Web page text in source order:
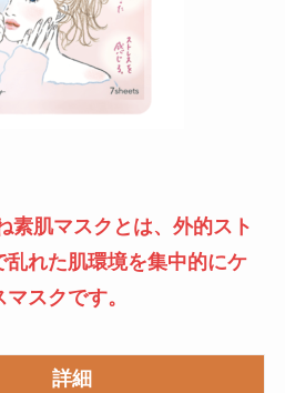
素肌マスクとは、外的スト
乱れた肌環境を集中的にケ
スクです。
詳細